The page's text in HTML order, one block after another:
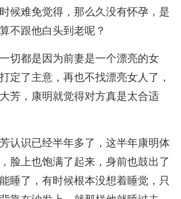
候难免觉得，那么久没有怀孕，是
不跟他白头到老呢？
切都是因为前妻是一个漂亮的女
定了主意，再也不找漂亮女人了，
芳，康明就觉得对方真是太合适
认识已经半年多了，这半年康明体
脸上也饱满了起来，身前也鼓出了
睡了，有时候根本没想着睡觉，只